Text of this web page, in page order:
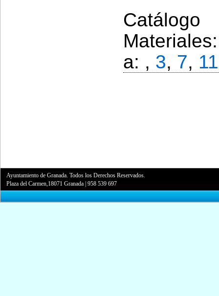
a: , 3, 7, 11
Ayuntamiento de Granada. Todos los Derechos Reservados.
Plaza del Carmen,18071 Granada |958 539 697